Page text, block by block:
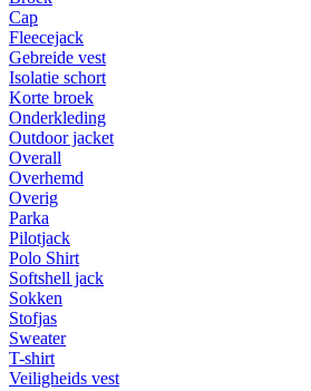
Cap
Fleecejack
Gebreide vest
Isolatie schort
Korte broek
Onderkleding
Outdoor jacket
Overall
Overhemd
Overig
Parka
Pilotjack
Polo Shirt
Softshell jack
Sokken
Stofjas
Sweater
T-shirt
Veiligheids vest